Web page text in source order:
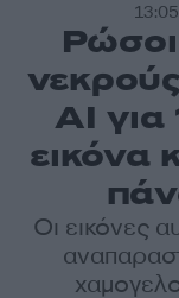
13:05
AI για
εικόνα
Οι εικόνες